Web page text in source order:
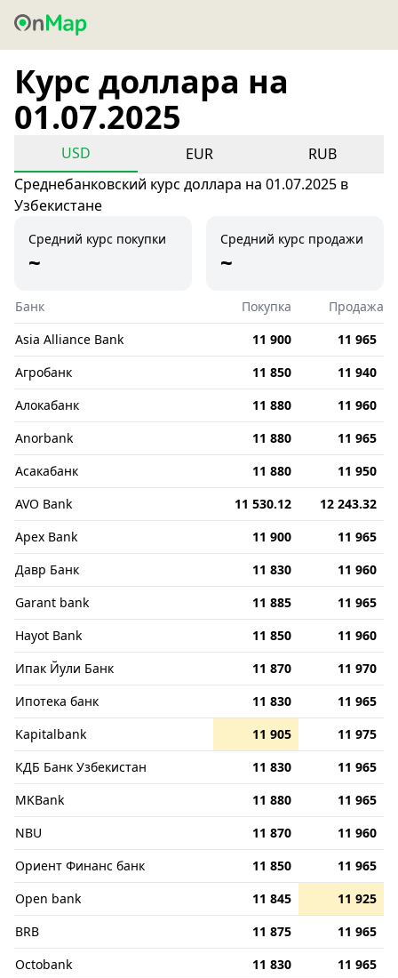
Курс доллара на
01.07.2025
USD EUR
RUB
Среднебанковский курс доллара на 01.07.2025 в
Узбекистане
Средний курс покупки
~
Средний курс продажи
~
Банк Покупка
Продажа
Asia Alliance Bank
11 900
11 965
Агробанк
11 850
11 940
Алокабанк
11 880
11 960
Anorbank
11 880
11 965
Асакабанк
11 880
11 950
AVO Bank
11 530.12
12 243.32
Apex Bank
11 900
11 965
Давр Банк
11 830
11 960
Garant bank
11 885
11 965
Hayot Bank
11 850
11 960
Ипак Йули Банк
11 870
11 970
Ипотека банк
11 830
11 965
Kapitalbank
11 905
11 975
КДБ Банк Узбекистан
11 830
11 965
MKBank
11 880
11 965
NBU
11 870
11 960
Ориент Финанс банк
11 850
11 965
Open bank
11 845
11 925
BRB
11 875
11 965
Octobank
11 830
11 965